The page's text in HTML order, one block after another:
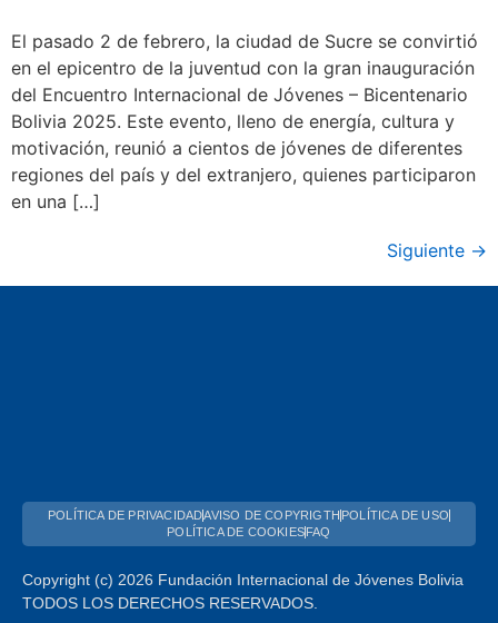
El pasado 2 de febrero, la ciudad de Sucre se convirtió
en el epicentro de la juventud con la gran inauguración
del Encuentro Internacional de Jóvenes – Bicentenario
Bolivia 2025. Este evento, lleno de energía, cultura y
motivación, reunió a cientos de jóvenes de diferentes
regiones del país y del extranjero, quienes participaron
en una […]
Siguiente →
POLÍTICA DE PRIVACIDADAVISO DE COPYRIGTH POLÍTICA DE USO
POLÍTICA DE COOKIESFAQ
Copyright (c) 2026 Fundación Internacional de Jóvenes Bolivia
TODOS LOS DERECHOS RESERVADOS.